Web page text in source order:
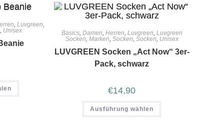
Luvgreen
Unisex Basics, Damen Herren Luvgreen Luvgreen
Socken Marken Socken Socken Unisex
LUVGREEN Socken „Act Now“ 3er-
Pack, schwarz
€14,90
Ausführung wählen